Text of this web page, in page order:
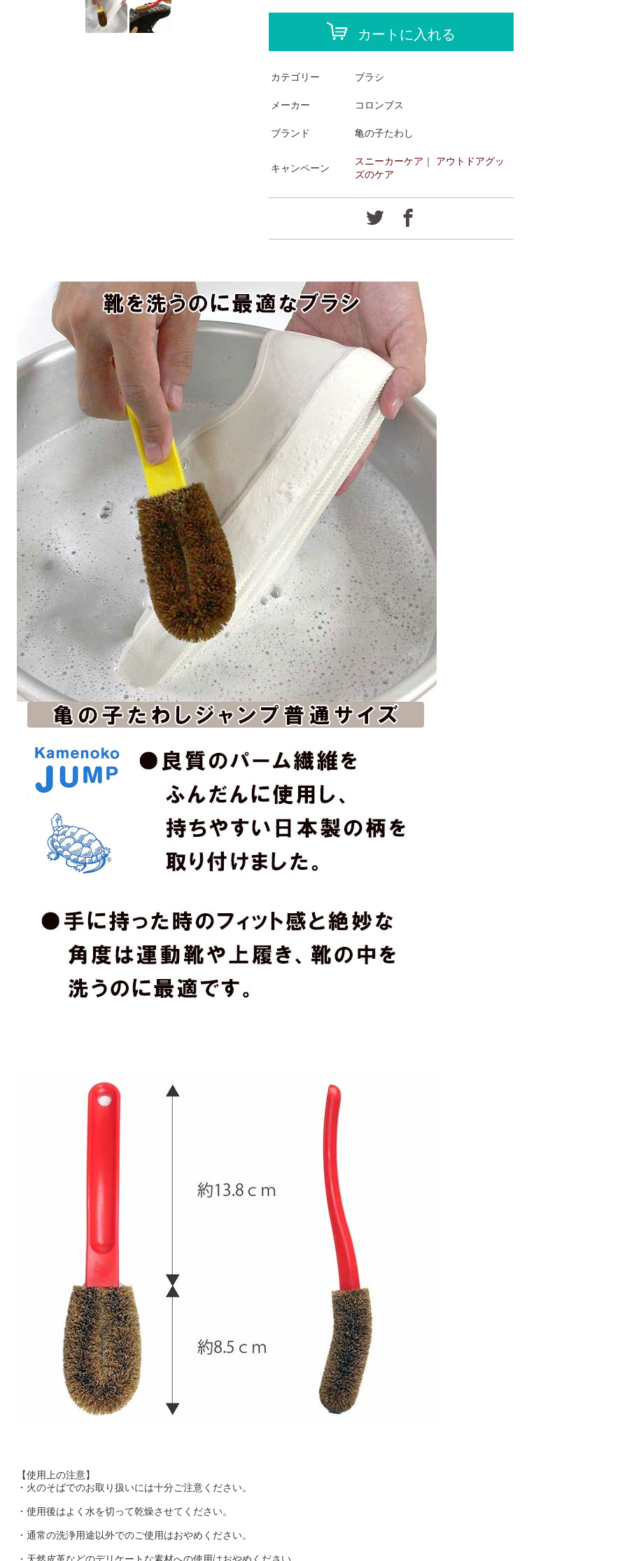
カートに入れる
カテゴリー ブラシ
メーカー コロンブス
ブランド 亀の子たわし
キャンペーン
スニーカーケア ｜ アウトドアグッ
ズのケア
【使用上の注意】
・火のそばでのお取り扱いには十分ご注意ください。
・使用後はよく水を切って乾燥させてください。
・通常の洗浄用途以外でのご使用はおやめください。